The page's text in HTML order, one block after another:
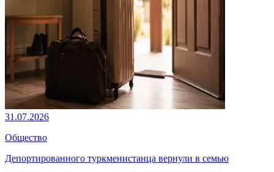
31.07.2026
Общество
Депортированного туркменистанца вернули в семью